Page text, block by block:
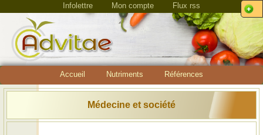
Infolettre Mon compte Flux rss
Accueil Nutriments Références
Médecine et société